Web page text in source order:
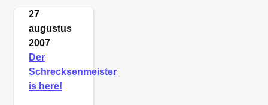
27
augustus
2007
Der
Schrecksenmeister
is here!